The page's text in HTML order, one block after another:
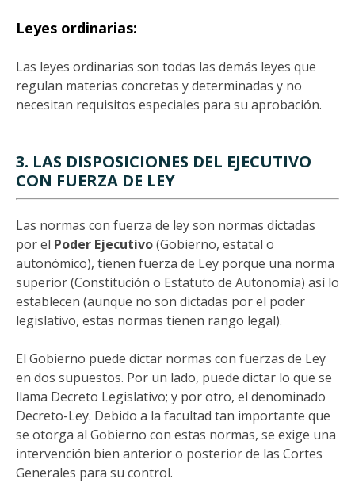
Leyes ordinarias:
Las leyes ordinarias son todas las demás leyes que
regulan materias concretas y determinadas y no
necesitan requisitos especiales para su aprobación.
3. LAS DISPOSICIONES DEL EJECUTIVO
CON FUERZA DE LEY
Las normas con fuerza de ley son normas dictadas
por el Poder Ejecutivo(Gobierno, estatal o
autonómico), tienen fuerza de Ley porque una norma
superior (Constitución o Estatuto de Autonomía) así lo
establecen (aunque no son dictadas por el poder
legislativo, estas normas tienen rango legal).
El Gobierno puede dictar normas con fuerzas de Ley
en dos supuestos. Por un lado, puede dictar lo que se
llama Decreto Legislativo; y por otro, el denominado
Decreto-Ley. Debido a la facultad tan importante que
se otorga al Gobierno con estas normas, se exige una
intervención bien anterior o posterior de las Cortes
Generales para su control.